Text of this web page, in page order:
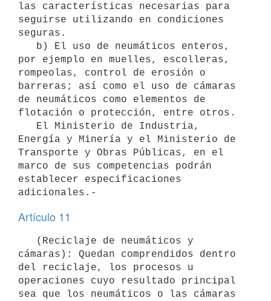
las características necesarias para
seguirse utilizando en condiciones
seguras.
por ejemplo en muelles, escolleras,
rompeolas, control de erosión o
barreras; así como el uso de cámaras
de neumáticos como elementos de
flotación o protección, entre otros.
Energía y Minería y el Ministerio de
Transporte y Obras Públicas, en el
marco de sus competencias podrán
establecer especificaciones
Artículo 11
cámaras): Quedan comprendidos dentro
del reciclaje, los procesos u
operaciones cuyo resultado principal
sea que los neumáticos o las cámaras